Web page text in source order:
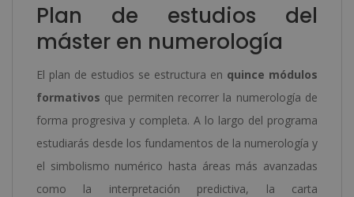
Plan de estudios del
máster en numerología
El plan de estudios se estructura en quince módulos
formativos que permiten recorrer la numerología de
forma progresiva y completa. A lo largo del programa
estudiarás desde los fundamentos de la numerología y
el simbolismo numérico hasta áreas más avanzadas
como la interpretación predictiva, la carta